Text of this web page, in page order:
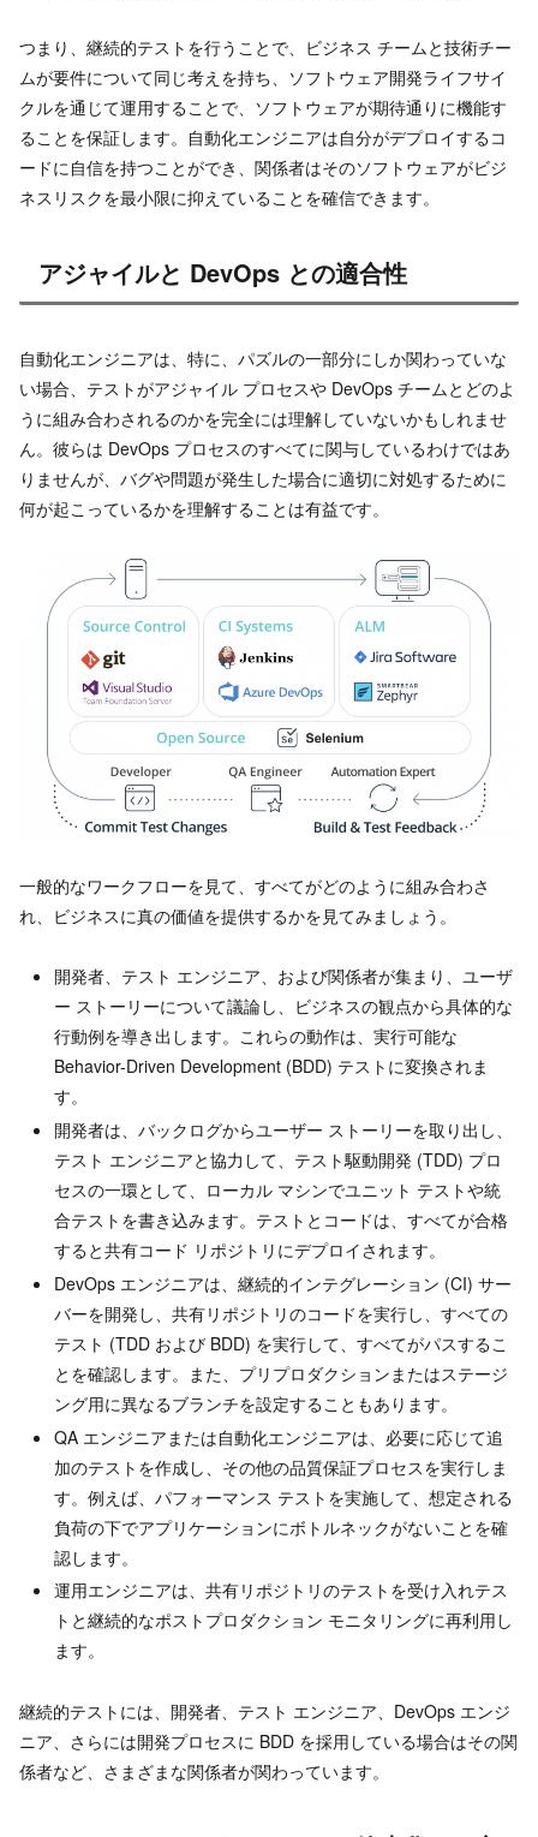
つまり、継続的テストを行うことで、ビジネス チームと技術チー
ムが要件について同じ考えを持ち、ソフトウェア開発ライフサイ
クルを通じて運用することで、ソフトウェアが期待通りに機能す
ることを保証します。自動化エンジニアは自分がデプロイするコ
ードに自信を持つことができ、関係者はそのソフトウェアがビジ
ネスリスクを最小限に抑えていることを確信できます。
アジャイルと DevOps との適合性
自動化エンジニアは、特に、パズルの一部分にしか関わっていな
い場合、テストがアジャイル プロセスや DevOps チームとどのよ
うに組み合わされるのかを完全には理解していないかもしれませ
ん。彼らは DevOps プロセスのすべてに関与しているわけではあ
りませんが、バグや問題が発生した場合に適切に対処するために
何が起こっているかを理解することは有益です。
一般的なワークフローを見て、すべてがどのように組み合わさ
れ、ビジネスに真の価値を提供するかを見てみましょう。
開発者、テスト エンジニア、および関係者が集まり、ユーザ
ー ストーリーについて議論し、ビジネスの観点から具体的な
行動例を導き出します。これらの動作は、実行可能な
Behavior-Driven Development (BDD) テストに変換されま
す。
開発者は、バックログからユーザー ストーリーを取り出し、
テスト エンジニアと協力して、テスト駆動開発 (TDD) プロ
セスの一環として、ローカル マシンでユニット テストや統
合テストを書き込みます。テストとコードは、すべてが合格
すると共有コード リポジトリにデプロイされます。
DevOps エンジニアは、継続的インテグレーション (CI) サー
バーを開発し、共有リポジトリのコードを実行し、すべての
テスト (TDD および BDD) を実行して、すべてがパスするこ
とを確認します。また、プリプロダクションまたはステージ
ング用に異なるブランチを設定することもあります。
QA エンジニアまたは自動化エンジニアは、必要に応じて追
加のテストを作成し、その他の品質保証プロセスを実行しま
す。例えば、パフォーマンス テストを実施して、想定される
負荷の下でアプリケーションにボトルネックがないことを確
認します。
運用エンジニアは、共有リポジトリのテストを受け入れテス
トと継続的なポストプロダクション モニタリングに再利用し
ます。
継続的テストには、開発者、テスト エンジニア、DevOps エンジ
ニア、さらには開発プロセスに BDD を採用している場合はその関
係者など、さまざまな関係者が関わっています。